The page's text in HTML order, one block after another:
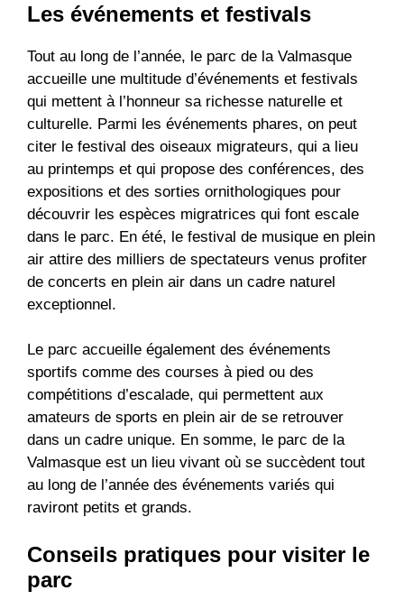
Les événements et festivals
Tout au long de l’année, le parc de la Valmasque
accueille une multitude d’événements et festivals
qui mettent à l’honneur sa richesse naturelle et
culturelle. Parmi les événements phares, on peut
citer le festival des oiseaux migrateurs, qui a lieu
au printemps et qui propose des conférences, des
expositions et des sorties ornithologiques pour
découvrir les espèces migratrices qui font escale
dans le parc. En été, le festival de musique en plein
air attire des milliers de spectateurs venus profiter
de concerts en plein air dans un cadre naturel
exceptionnel.
Le parc accueille également des événements
sportifs comme des courses à pied ou des
compétitions d’escalade, qui permettent aux
amateurs de sports en plein air de se retrouver
dans un cadre unique. En somme, le parc de la
Valmasque est un lieu vivant où se succèdent tout
au long de l’année des événements variés qui
raviront petits et grands.
Conseils pratiques pour visiter le
parc